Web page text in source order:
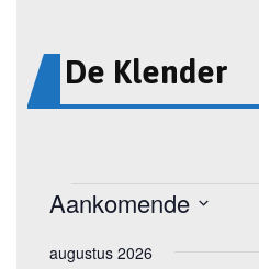
De Klender